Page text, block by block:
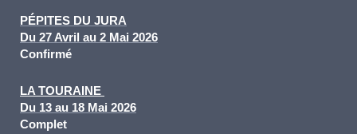
PÉPITES DU JURA
Du 27 Avril au 2 Mai 2026
Confirmé
LA TOURAINE
Du 13 au 18 Mai 2026
Complet